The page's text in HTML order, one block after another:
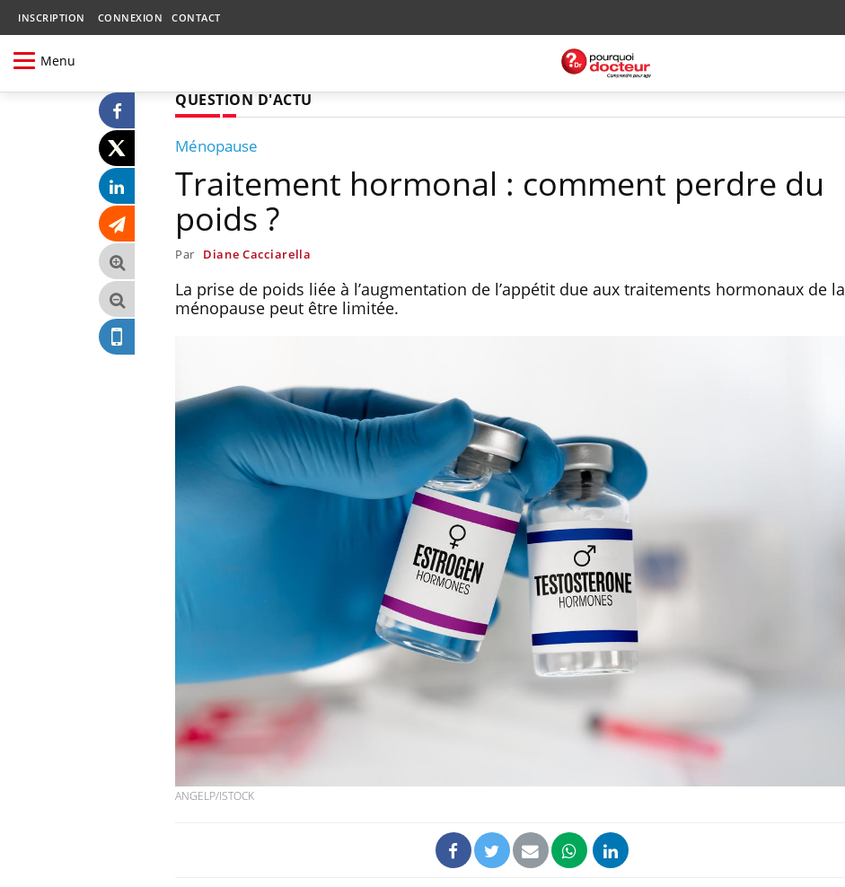
INSCRIPTION CONNEXION CONTACT
Menu
QUESTION D'ACTU
Ménopause
Traitement hormonal : comment perdre du
poids ?
Par Diane Cacciarella
La prise de poids liée à l’augmentation de l’appétit due aux traitements hormonaux de la
ménopause peut être limitée.
ANGELP/ISTOCK